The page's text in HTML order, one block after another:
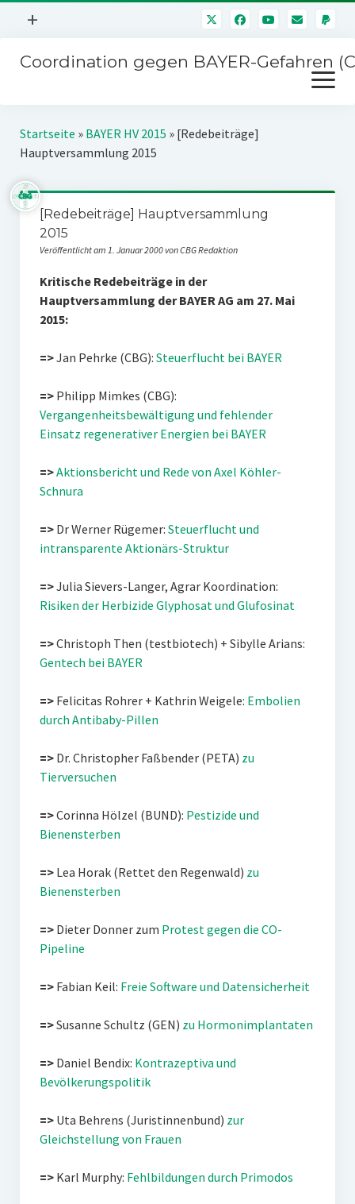
Menü
+
Mitmachen
Über uns
Kontakt
Impressum
Störfälle
Coordination gegen BAYER-Gefahren
Menü
öffnen
Kampagnen
Stichwort BAYER
Jahrestagung
Startseite » BAYER HV 2015 » [Redebeiträge]
Hauptversammlung 2015
[Redebeiträge] Hauptversammlung
2015
Veröffentlicht am 1. Januar 2000 von CBG Redaktion
Kritische Redebeiträge in der
Hauptversammlung der BAYER AG am 27. Mai
2015:
=>Jan Pehrke (CBG): Steuerflucht bei BAYER
=>Philipp Mimkes (CBG):
Vergangenheitsbewältigung und fehlender
Einsatz regenerativer Energien bei BAYER
=>Aktionsbericht und Rede von Axel Köhler-
Schnura
=>Dr Werner Rügemer: Steuerflucht und
intransparente Aktionärs-Struktur
=>Julia Sievers-Langer, Agrar Koordination:
Risiken der Herbizide Glyphosat und Glufosinat
=>Christoph Then (testbiotech) + Sibylle Arians:
Gentech bei BAYER
=>Felicitas Rohrer + Kathrin Weigele: Embolien
durch Antibaby-Pillen
=>Dr. Christopher Faßbender (PETA) zu
Tierversuchen
=>Corinna Hölzel (BUND): Pestizide und
Bienensterben
=>Lea Horak (Rettet den Regenwald) zu
Bienensterben
=>Dieter Donner zum Protest gegen die CO-
Pipeline
=>Fabian Keil: Freie Software und Datensicherheit
=>Susanne Schultz (GEN) zu Hormonimplantaten
=>Daniel Bendix: Kontrazeptiva und
Bevölkerungspolitik
=>Uta Behrens (Juristinnenbund) zur
Gleichstellung von Frauen
=>Karl Murphy: Fehlbildungen durch Primodos